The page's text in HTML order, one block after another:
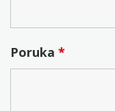
Poruka *